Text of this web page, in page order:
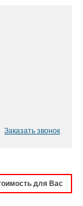
Заказать звонок
для Вас